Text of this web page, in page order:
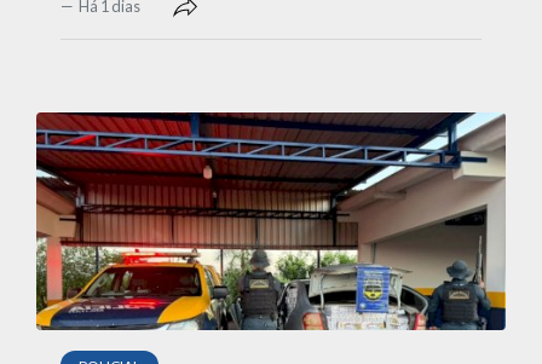
Há 1 dias